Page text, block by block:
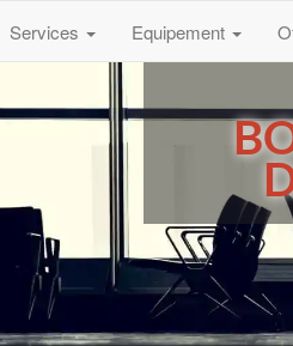
Services Equipement